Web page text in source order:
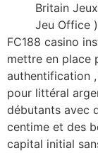
Britain
Jeu Office )
FC188 casino
mettre en place
authentification
pour littéral
débutants avec
centime et des
capital initial